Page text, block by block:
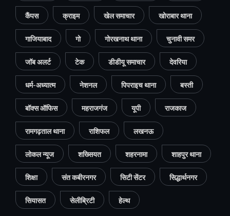
कैंपस क्राइम खेल समाचार खोराबार थाना
गाजियाबाद गो गोरखनाथ थाना चुनावी समर
जॉब अलर्ट टेक डीडीयू समाचार देवरिया
धर्म-अध्यात्म नेशनल पिपराइच थाना बस्ती
बॉक्स ऑफिस महराजगंज यूपी राजकाज
रामगढ़ताल थाना राशिफल लखनऊ
लोकल न्यूज शख्सियत शहरनामा शाहपुर थाना
शिक्षा संत कबीरनगर सिटी सेंटर सिद्धार्थनगर
सियासत सेलीब्रिटी हेल्थ